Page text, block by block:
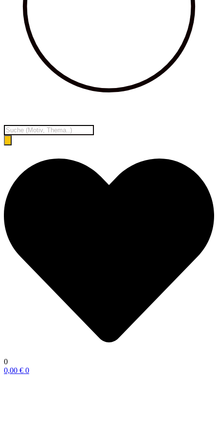
Products
search
0
0,00 € 0